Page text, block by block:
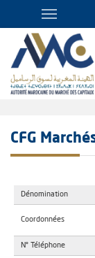
CFG
Dénomination
Coordonnées
N° Téléphone